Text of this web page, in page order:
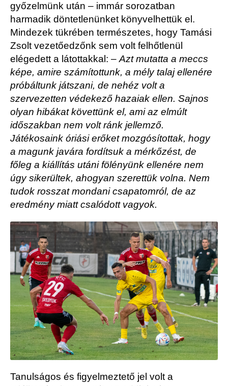
győzelmünk után – immár sorozatban
harmadik döntetlenünket könyvelhettük el.
Mindezek tükrében természetes, hogy Tamási
Zsolt vezetőedzőnk sem volt felhőtlenül
elégedett a látottakkal: –Azt mutatta a meccs
képe, amire számítottunk, a mély talaj ellenére
próbáltunk játszani, de nehéz volt a
szervezetten védekező hazaiak ellen. Sajnos
olyan hibákat követtünk el, ami az elmúlt
időszakban nem volt ránk jellemző.
Játékosaink óriási erőket mozgósítottak, hogy
a magunk javára fordítsuk a mérkőzést, de
főleg a kiállítás utáni fölényünk ellenére nem
úgy sikerültek, ahogyan szerettük volna. Nem
tudok rosszat mondani csapatomról, de az
eredmény miatt csalódott vagyok.
Tanulságos és figyelmeztető jel volt a